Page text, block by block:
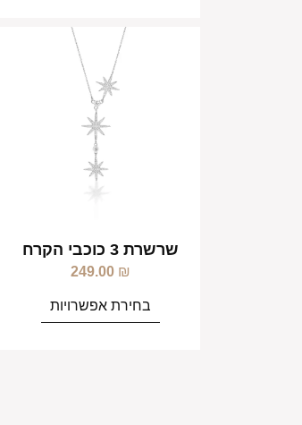
שרשרת 3 כוכבי הקרח
249.00 ₪
בחירת אפשרויות